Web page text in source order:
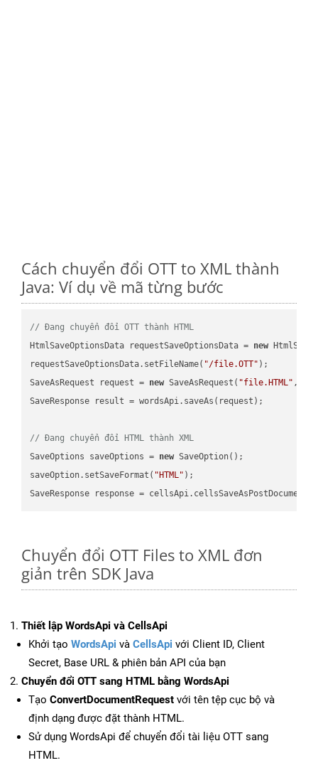
Cách chuyển đổi OTT to XML thành
Java: Ví dụ về mã từng bước
// Đang chuyển đổi OTT thành HTML
HtmlSaveOptionsData requestSaveOptionsData = new
requestSaveOptionsData.setFileName( "/file.OTT" );
SaveAsRequest request = new SaveAsRequest( "file.HTML"
SaveResponse result = wordsApi.saveAs(request);
// Đang chuyển đổi HTML thành XML
SaveOptions saveOptions = new SaveOption();
saveOption.setSaveFormat( "HTML" );
SaveResponse response =
Chuyển đổi OTT Files to XML đơn
giản trên SDK Java
Thiết lập WordsApi và CellsApi
Khởi tạo WordsApi và CellsApi với Client ID, Client
Secret, Base URL & phiên bản API của bạn
Chuyển đổi OTT sang HTML bằng WordsApi
Tạo ConvertDocumentRequest với tên tệp cục bộ và
định dạng được đặt thành HTML.
Sử dụng WordsApi để chuyển đổi tài liệu OTT sang
HTML.